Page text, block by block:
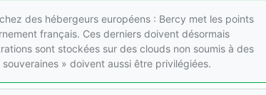
des hébergeurs européens : Bercy met les points
français. Ces derniers doivent désormais
sont stockées sur des clouds non soumis à des
» doivent aussi être privilégiées.